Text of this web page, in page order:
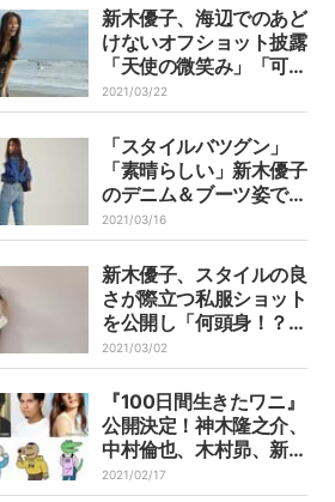
新木優子、海辺でのあど
けないオフショット披露
「天使の微笑み」「可愛
すぎじゃー！」の声
2021/03/22
「スタイルバツグン」
「素晴らしい」新木優子
のデニム＆ブーツ姿での
美しいポージングにファ
ン称賛
2021/03/16
新木優子、スタイルの良
さが際立つ私服ショット
を公開し「何頭身！？」
「素敵すぎ」と称賛の声
2021/03/02
『100日間生きたワニ』
公開決定！神木隆之介、
中村倫也、木村昴、新木
優子が声優として出演
2021/02/17